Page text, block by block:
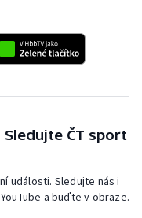
ČT sport
události. Sledujte nás i
a buďte v obraze.